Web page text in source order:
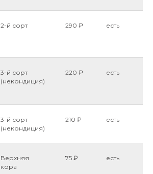
2-й сорт 290 ₽ есть
3-й сорт
(некондиция)
220 ₽ есть
3-й сорт
(некондиция)
210 ₽ есть
Верхняя
кора
75 ₽ есть